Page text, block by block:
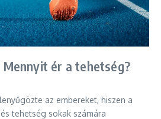
ér a tehetség?
az embereket, hiszen a
tehetség sokak számára